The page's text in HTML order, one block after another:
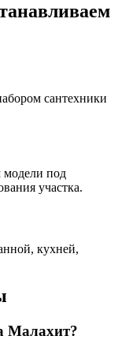
сантехники
модели под
участка.
кухней,
Малахит?